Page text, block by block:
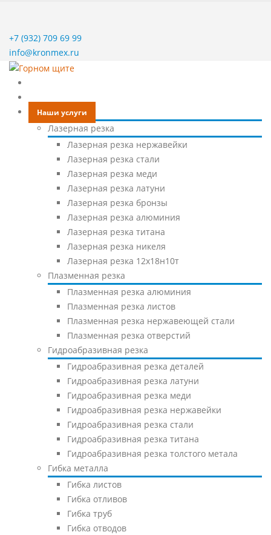
+7 (932) 709 69 99
info@kronmex.ru
Наши услуги
Лазерная резка
Лазерная резка нержавейки
Лазерная резка стали
Лазерная резка меди
Лазерная резка латуни
Лазерная резка бронзы
Лазерная резка алюминия
Лазерная резка титана
Лазерная резка никеля
Лазерная резка 12х18н10т
Плазменная резка
Плазменная резка алюминия
Плазменная резка листов
Плазменная резка нержавеющей стали
Плазменная резка отверстий
Гидроабразивная резка
Гидроабразивная резка деталей
Гидроабразивная резка латуни
Гидроабразивная резка меди
Гидроабразивная резка нержавейки
Гидроабразивная резка стали
Гидроабразивная резка титана
Гидроабразивная резка толстого метала
Гибка металла
Гибка листов
Гибка отливов
Гибка труб
Гибка отводов